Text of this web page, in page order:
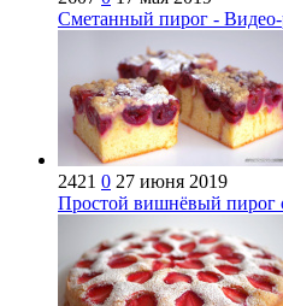
Сметанный пирог - Видео-
2421 0 27 июня 2019
Простой вишнёвый пирог